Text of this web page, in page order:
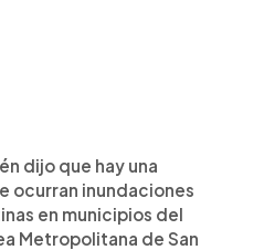
dijo que hay una
ocurran inundaciones
en municipios del
Metropolitana de San